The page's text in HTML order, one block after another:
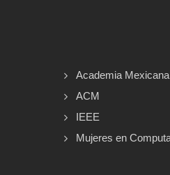
Academia
ACM
IEEE
Mujeres en